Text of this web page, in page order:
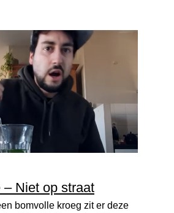
– Niet op straat
bomvolle kroeg zit er deze